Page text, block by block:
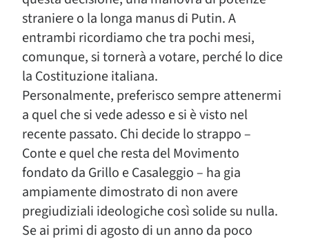
straniere o la longa manus di Putin. A
entrambi ricordiamo che tra pochi mesi,
comunque, si tornerà a votare, perché lo dice
la Costituzione italiana.
Personalmente, preferisco sempre attenermi
a quel che si vede adesso e si è visto nel
recente passato. Chi decide lo strappo –
Conte e quel che resta del Movimento
fondato da Grillo e Casaleggio – ha gia
ampiamente dimostrato di non avere
pregiudiziali ideologiche così solide su nulla.
Se ai primi di agosto di un anno da poco